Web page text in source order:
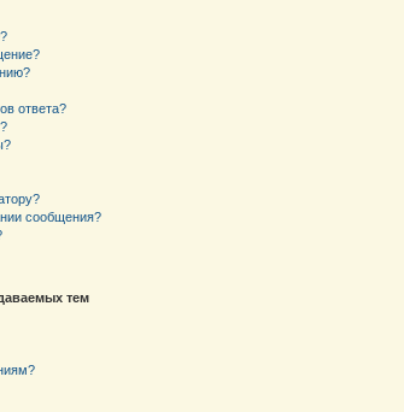
ответа?
сообщения?
тем